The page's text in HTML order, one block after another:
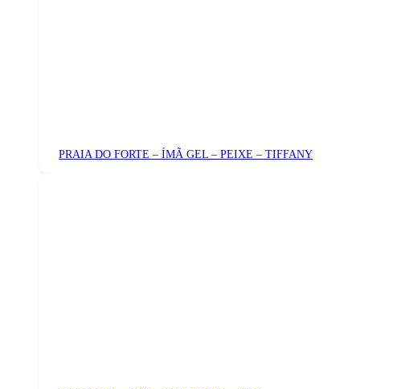
PRAIA DO FORTE – ÍMÃ GEL – PEIXE – TIFFANY